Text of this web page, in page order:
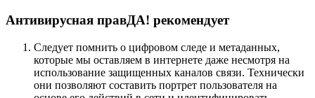
Антивирусная правДА! рекомендует
Следует помнить о цифровом следе и метаданных,
которые мы оставляем в интернете даже несмотря на
использование защищенных каналов связи. Технически
они позволяют составить портрет пользователя на